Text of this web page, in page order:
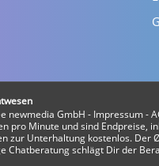
newmedia GmbH - Impressum-
pro Minute und sind Endpreise,
zur Unterhaltung kostenlos.
Chatberatung schlägt Dir der